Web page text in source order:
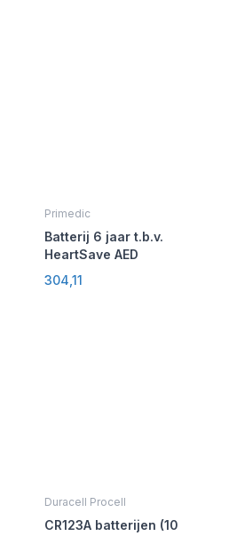
Primedic
Batterij 6 jaar t.b.v.
HeartSave AED
304,11
Duracell Procell
CR123A batterijen (10